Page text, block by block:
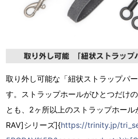
取り外し可能な「紐状ストラップパ
す。ストラップホールがひとつだけ
とも、2ヶ所以上のストラップホー
RAV]シリーズ]{https://trinity.jp/